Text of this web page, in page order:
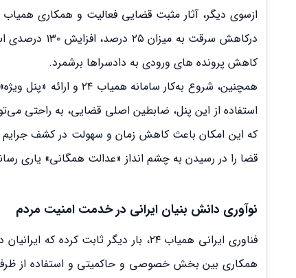
درکاهش
کاهش پرونده های ورودی به دادسراها برشمرد.
استفاده از این پنل، ضابطین اصلی قضایی، به راحتی
که این امکان باعث کاهش زمان و سهولت در کشف جرایم
قضا را در رسیدن به چشم انداز «عدالت همگانی» یاری
نوآوری دانش بنیان ایرانی در خدمت امنیت مردم
فناوری ایرانی همیاب ۲۴، بار دیگر
همکاری بین بخش خصوصی و حاکمیتی و استفاده از